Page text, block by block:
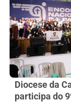
Diocese da
participa do 9º